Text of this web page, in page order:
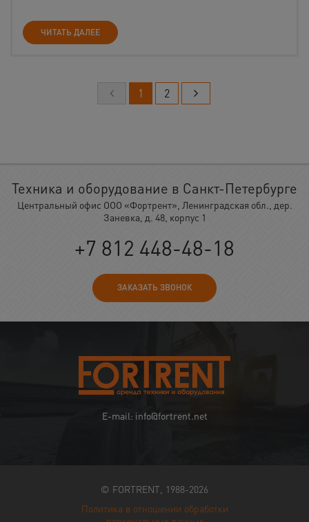
ЧИТАТЬ ДАЛЕЕ
1 2
Техника и оборудование в Санкт-Петербурге
Центральный офис ООО «Фортрент», Ленинградская обл., дер.
Заневка, д. 48, корпус 1
+7 812 448-48-18
ЗАКАЗАТЬ ЗВОНОК
E-mail: info@fortrent.net
© FORTRENT, 1988-2026
Политика в отношении обработки